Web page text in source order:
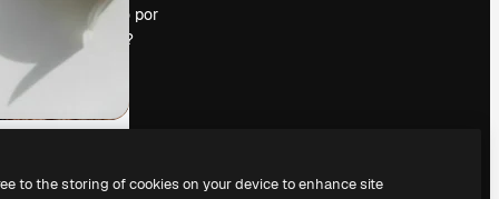
Procurando por
magnific.ai?
to the storing of cookies on your device to enhance site